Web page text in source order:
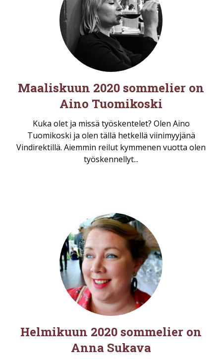
Maaliskuun 2020 sommelier on
Aino Tuomikoski
Kuka olet ja missä työskentelet? Olen Aino
Tuomikoski ja olen tällä hetkellä viinimyyjänä
Vindirektillä. Aiemmin reilut kymmenen vuotta olen
työskennellyt...
Helmikuun 2020 sommelier on
Anna Sukava